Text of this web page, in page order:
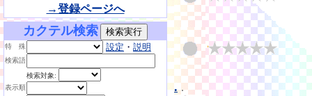
→登録ページへ
カクテル検索
特 殊 設定 ・ 説明
検索語
検索対象:
表示順
. .